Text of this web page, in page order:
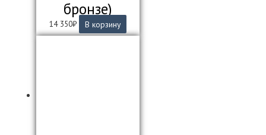
бронзе)
14 350₽ В корзину